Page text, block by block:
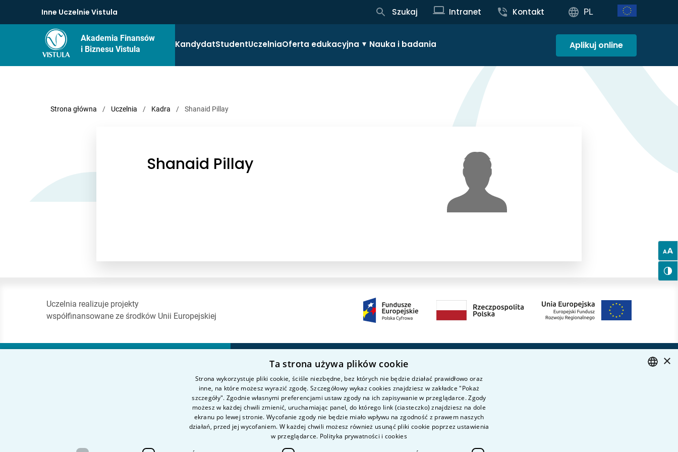
Inne Uczelnie Vistula Szukaj Intranet Kontakt PL
Akademia Finansów
i Biznesu Vistula
KandydatStudentUczelniaOferta edukacyjna Nauka i badania Aplikuj online
Strona główna / Uczelnia / Kadra / Shanaid Pillay
Shanaid Pillay
Uczelnia realizuje projekty
współfinansowane ze środków Unii Europejskiej
+48 22 45 72 300
Kierunki studiów
O uczelni
Kandydat
Student
Nauka i badania
Intranet
Kontakt
Kariera na uczelni
Polityka prywatności
Dane Osobowe
×
Ta strona używa plików cookie
Strona wykorzystuje pliki cookie, ściśle niezbędne, bez których nie będzie działać prawidłowo oraz
inne, na które możesz wyrazić zgodę. Szczegółowy wykaz cookies znajdziesz w zakładce "Pokaż
szczegóły". Zgodnie własnymi preferencjami ustaw zgody na ich zapisywanie w przeglądarce. Zgody
możesz w każdej chwili zmienić, uruchamiając panel, do którego link (ciasteczko) znajdziesz na dole
ekranu po lewej stronie. Wycofanie zgody nie będzie miało wpływu na zgodność z prawem naszych
działań, przed jej wycofaniem. W każdej chwili możesz również usunąć pliki cookie poprzez ustawienia
w przeglądarce. Polityka prywatności i cookies